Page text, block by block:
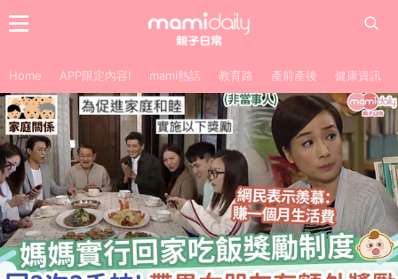
Home APP限定內容! mami熱話 教育路 產前產後 健康資訊